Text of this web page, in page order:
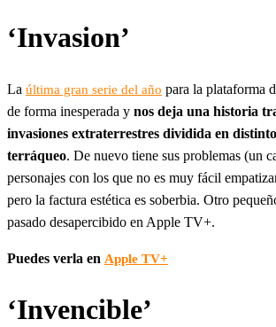
‘Invasion’
La última gran serie del año para la plataforma
de forma inesperada y nos deja una historia
invasiones extraterrestres dividida en
terráqueo. De nuevo tiene sus problemas (un
personajes con los que no es muy fácil
pero la factura estética es soberbia. Otro
pasado desapercibido en Apple TV+.
Puedes verla en Apple TV+
‘Invencible’